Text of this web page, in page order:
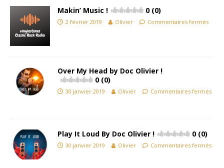
Makin’ Music ! 0 (0)
2 février 2019 Olivier Commentaires fermés
Over My Head by Doc Olivier !
0 (0)
30 janvier 2019 Olivier Commentaires fermés
Play It Loud By Doc Olivier ! 0 (0)
30 janvier 2019 Olivier Commentaires fermés